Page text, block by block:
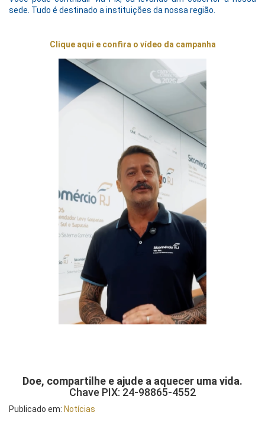
sede. Tudo é destinado a instituições da nossa região.
Clique aqui e confira o vídeo da campanha
Doe, compartilhe e ajude a aquecer uma vida.
Chave PIX: 24-98865-4552
Publicado em: Notícias